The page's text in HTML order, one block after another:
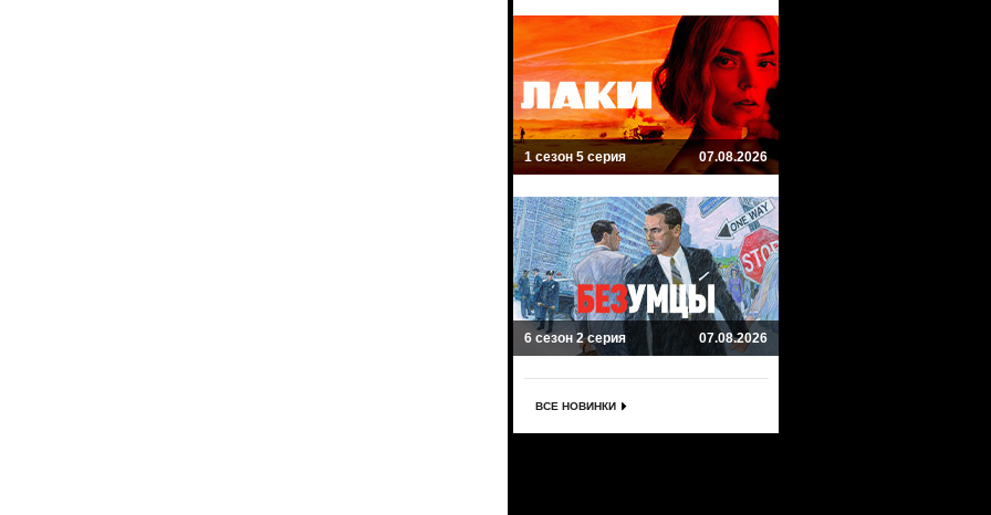
1 сезон 5 серия 07.08.2026
6 сезон 2 серия 07.08.2026
ВСЕ НОВИНКИ